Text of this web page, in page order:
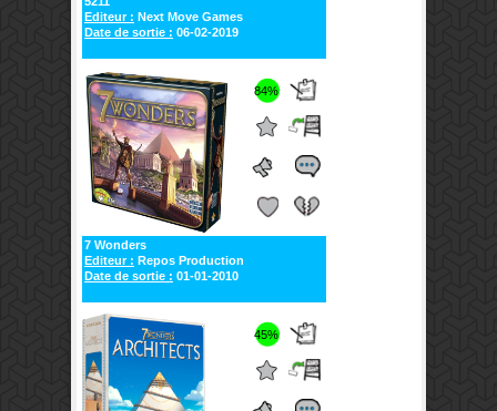
Editeur : Next Move Games
Date de sortie : 06-02-2019
84%
7 Wonders
Editeur : Repos Production
Date de sortie : 01-01-2010
45%